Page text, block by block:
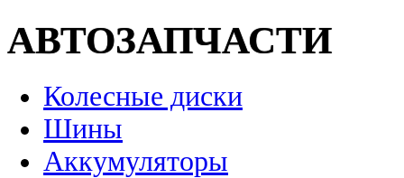
АВТОЗАПЧАСТИ
Колесные диски
Шины
Аккумуляторы